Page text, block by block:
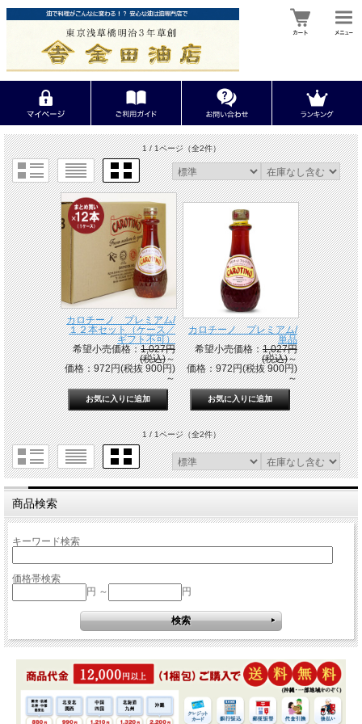
1 / 1ページ（全2件）
カロチーノ プレミアム/
１２本セット（ケース／
ギフト不可）
希望小売価格：1,027円
(税込)～
価格：972円(税抜 900円)
～
カロチーノ プレミアム/
単品
希望小売価格：1,027円
(税込)～
価格：972円(税抜 900円)
～
1 / 1ページ（全2件）
商品検索
キーワード検索
価格帯検索
円 ～
円